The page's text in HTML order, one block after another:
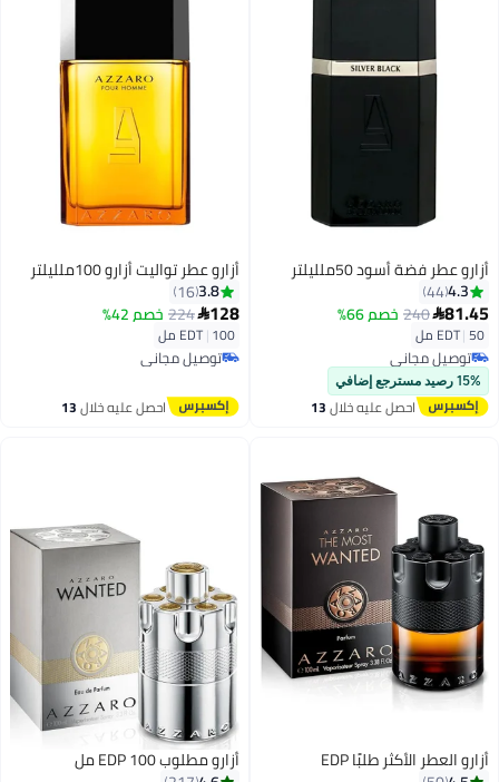
أزارو عطر فضة أسود 50ملليلتر
4.3
44
81.45
240 خصم 66%
EDT|50 مل
توصيل مجاني
توصيل مجاني
15% رصيد مسترجع إضافي
احصل عليه خلال13
اغسطس
أزارو عطر تواليت أزارو 100ملليلتر
3.8
16
128
224 خصم 42%
EDT|100 مل
توصيل مجاني
توصيل مجاني
احصل عليه خلال13
اغسطس
أزارو العطر الأكثر طلبًا EDP أزارو مطلوب EDP 100 مل